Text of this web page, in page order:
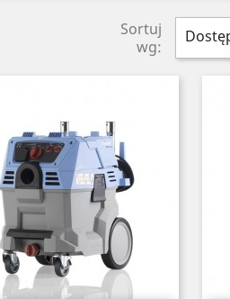
Sortuj
wg: